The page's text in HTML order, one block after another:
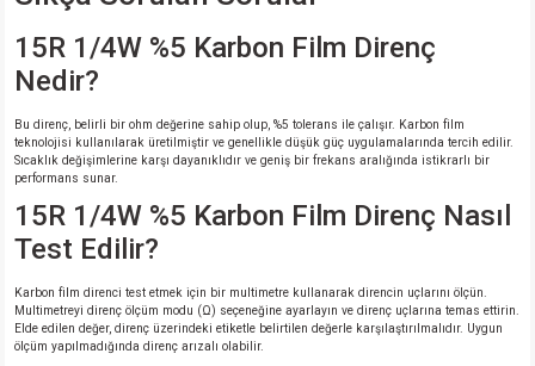
15R 1/4W %5 Karbon Film Direnç
Nedir?
Bu direnç, belirli bir ohm değerine sahip olup, %5 tolerans ile çalışır. Karbon film
teknolojisi kullanılarak üretilmiştir ve genellikle düşük güç uygulamalarında tercih edilir.
Sıcaklık değişimlerine karşı dayanıklıdır ve geniş bir frekans aralığında istikrarlı bir
performans sunar.
15R 1/4W %5 Karbon Film Direnç Nasıl
Test Edilir?
Karbon film direnci test etmek için bir multimetre kullanarak direncin uçlarını ölçün.
Multimetreyi direnç ölçüm modu (Ω) seçeneğine ayarlayın ve direnç uçlarına temas ettirin.
Elde edilen değer, direnç üzerindeki etiketle belirtilen değerle karşılaştırılmalıdır. Uygun
ölçüm yapılmadığında direnç arızalı olabilir.